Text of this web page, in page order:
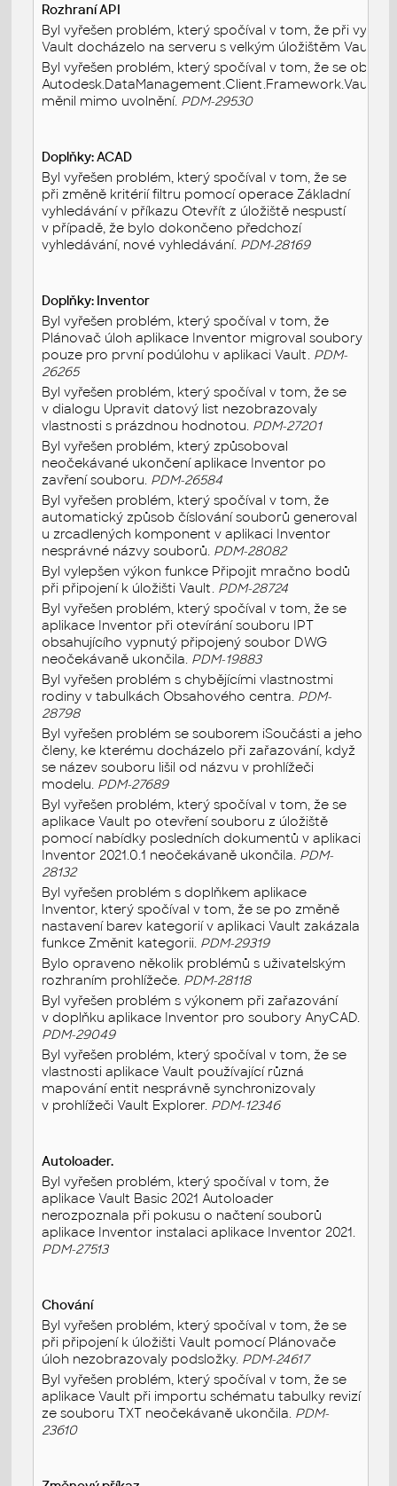
Rozhraní API
Byl vyřešen problém, který spočíval v tom, že při
Vault docházelo na serveru s velkým úložištěm Vault k
Byl vyřešen problém, který spočíval v tom, že se objekt
měnil mimo uvolnění. PDM-29530
Doplňky: ACAD
Byl vyřešen problém, který spočíval v tom, že se
při změně kritérií filtru pomocí operace Základní
vyhledávání v příkazu Otevřít z úložiště nespustí
v případě, že bylo dokončeno předchozí
vyhledávání, nové vyhledávání. PDM-28169
Doplňky: Inventor
Byl vyřešen problém, který spočíval v tom, že
Plánovač úloh aplikace Inventor migroval soubory
pouze pro první podúlohu v aplikaci Vault. PDM-
26265
Byl vyřešen problém, který spočíval v tom, že se
v dialogu Upravit datový list nezobrazovaly
vlastnosti s prázdnou hodnotou. PDM-27201
Byl vyřešen problém, který způsoboval
neočekávané ukončení aplikace Inventor po
zavření souboru. PDM-26584
Byl vyřešen problém, který spočíval v tom, že
automatický způsob číslování souborů generoval
u zrcadlených komponent v aplikaci Inventor
nesprávné názvy souborů. PDM-28082
Byl vylepšen výkon funkce Připojit mračno bodů
při připojení k úložišti Vault. PDM-28724
Byl vyřešen problém, který spočíval v tom, že se
aplikace Inventor při otevírání souboru IPT
obsahujícího vypnutý připojený soubor DWG
neočekávaně ukončila. PDM-19883
Byl vyřešen problém s chybějícími vlastnostmi
rodiny v tabulkách Obsahového centra. PDM-
28798
Byl vyřešen problém se souborem iSoučásti a jeho
členy, ke kterému docházelo při zařazování, když
se název souboru lišil od názvu v prohlížeči
modelu. PDM-27689
Byl vyřešen problém, který spočíval v tom, že se
aplikace Vault po otevření souboru z úložiště
pomocí nabídky posledních dokumentů v aplikaci
Inventor 2021.0.1 neočekávaně ukončila. PDM-
28132
Byl vyřešen problém s doplňkem aplikace
Inventor, který spočíval v tom, že se po změně
nastavení barev kategorií v aplikaci Vault zakázala
funkce Změnit kategorii. PDM-29319
Bylo opraveno několik problémů s uživatelským
rozhraním prohlížeče. PDM-28118
Byl vyřešen problém s výkonem při zařazování
v doplňku aplikace Inventor pro soubory AnyCAD.
PDM-29049
Byl vyřešen problém, který spočíval v tom, že se
vlastnosti aplikace Vault používající různá
mapování entit nesprávně synchronizovaly
v prohlížeči Vault Explorer. PDM-12346
Autoloader.
Byl vyřešen problém, který spočíval v tom, že
aplikace Vault Basic 2021 Autoloader
nerozpoznala při pokusu o načtení souborů
aplikace Inventor instalaci aplikace Inventor 2021.
PDM-27513
Chování
Byl vyřešen problém, který spočíval v tom, že se
při připojení k úložišti Vault pomocí Plánovače
úloh nezobrazovaly podsložky. PDM-24617
Byl vyřešen problém, který spočíval v tom, že se
aplikace Vault při importu schématu tabulky revizí
ze souboru TXT neočekávaně ukončila. PDM-
23610